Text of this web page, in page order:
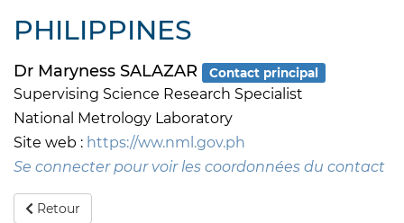
PHILIPPINES
Dr Maryness SALAZAR Contact principal
Supervising Science Research Specialist
National Metrology Laboratory
Site web : https://ww.nml.gov.ph
Se connecter pour voir les coordonnées du contact
Retour